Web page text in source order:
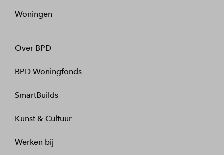
Woningen
Over BPD
BPD Woningfonds
SmartBuilds
Kunst & Cultuur
Werken bij